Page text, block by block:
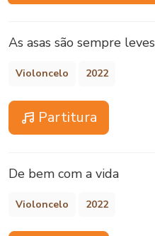
As asas são sempre leves
Violoncelo 2022
Partitura
De bem com a vida
Violoncelo 2022